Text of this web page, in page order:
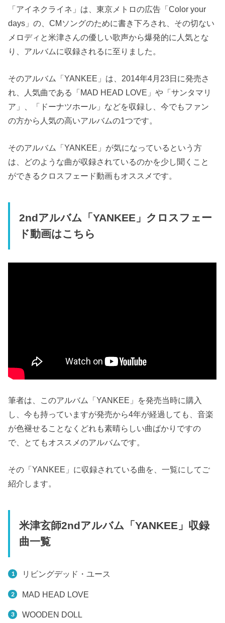
「アイネクライネ」は、東京メトロの広告「Color your
days」の、CMソングのために書き下ろされ、その切ない
メロディと米津さんの優しい歌声から爆発的に人気とな
り、アルバムに収録されるに至りました。
そのアルバム「YANKEE」は、2014年4月23日に発売さ
れ、人気曲である「MAD HEAD LOVE」や「サンタマリ
ア」、「ドーナツホール」などを収録し、今でもファン
の方から人気の高いアルバムの1つです。
そのアルバム「YANKEE」が気になっているという方
は、どのような曲が収録されているのかを少し聞くこと
ができるクロスフェード動画もオススメです。
2ndアルバム「YANKEE」クロスフェー
ド動画はこちら
筆者は、このアルバム「YANKEE」を発売当時に購入
し、今も持っていますが発売から4年が経過しても、音楽
が色褪せることなくどれも素晴らしい曲ばかりですの
で、とてもオススメのアルバムです。
その「YANKEE」に収録されている曲を、一覧にしてご
紹介します。
米津玄師2ndアルバム「YANKEE」収録
曲一覧
リビングデッド・ユース
MAD HEAD LOVE
WOODEN DOLL